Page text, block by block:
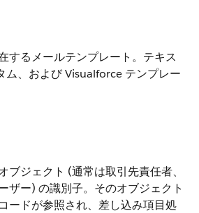
するメールテンプレート。テキス
ム、および Visualforce テンプレー
ブジェクト (通常は取引先責任者、
ザー) の識別子。そのオブジェクト
ードが参照され、差し込み項目処